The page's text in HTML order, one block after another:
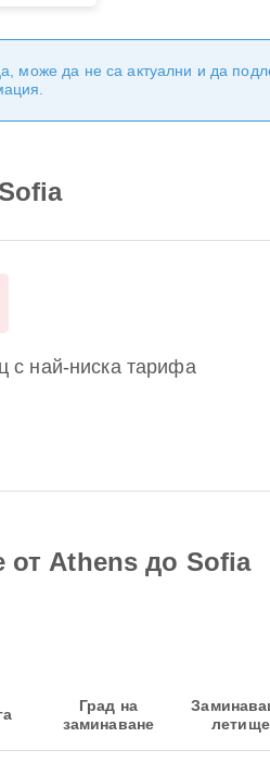
може да не са актуални и да
с най-ниска тарифа
от Athens до Sofia
Град на
заминаване
летище